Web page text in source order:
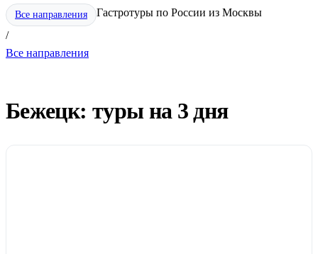
Все направления
/
Гастротуры по России из Москвы
Все направления
Бежецк: туры на 3 дня